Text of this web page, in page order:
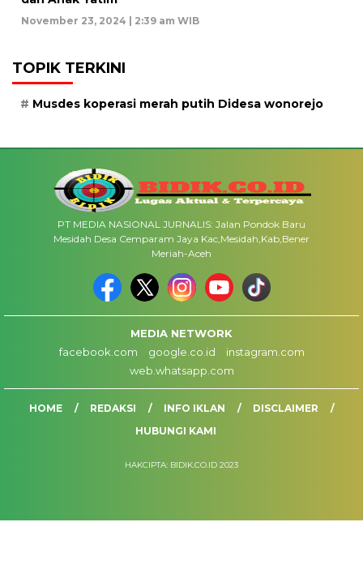
November 23, 2024 | 2:39 am WIB
TOPIK TERKINI
Musdes koperasi merah putih Didesa wonorejo
PT MEDIA NASIONAL JURNALIS: Jalan Pondok Baru
Mesidah Desa Cemparam Jaya Kac,Mesidah,Kab,Bener
Meriah-Aceh
MEDIA NETWORK
facebook.com
google.co.id
instagram.com
web.whatsapp.com
HOME REDAKSI INFO IKLAN
DISCLAIMER
HUBUNGI KAMI
HAKCIPTA: BIDIK.CO.ID 2023